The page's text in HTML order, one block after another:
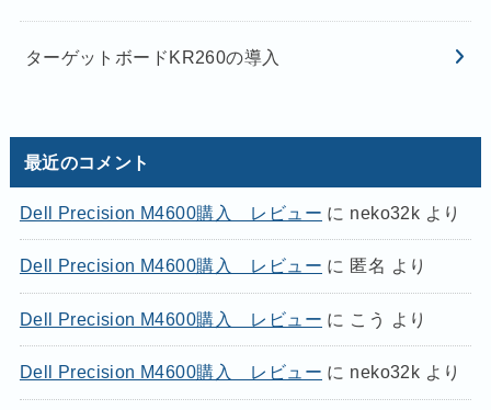
ターゲットボードKR260の導入
最近のコメント
Dell Precision M4600購入 レビュー に neko32k より
Dell Precision M4600購入 レビュー に 匿名 より
Dell Precision M4600購入 レビュー に こう より
Dell Precision M4600購入 レビュー に neko32k より